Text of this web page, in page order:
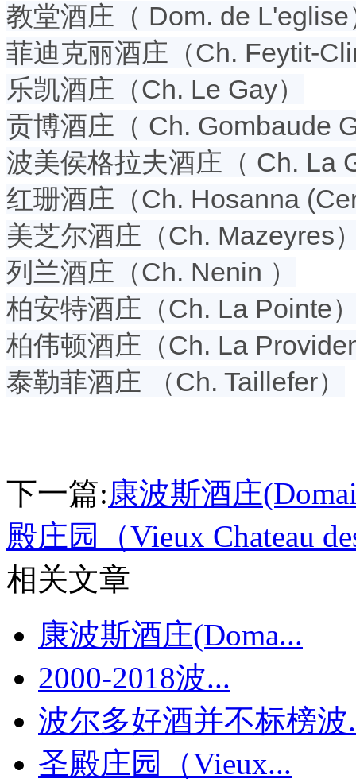
教堂酒庄（ Dom. de L'eglise
菲迪克丽酒庄（Ch. Feytit-
乐凯酒庄（Ch. Le Gay）
贡博酒庄（ Ch. Gombaude
波美侯格拉夫酒庄（ Ch. La
红珊酒庄（Ch. Hosanna
美芝尔酒庄（Ch. Mazeyres
列兰酒庄（Ch. Nenin ）
柏安特酒庄（Ch. La Pointe
柏伟顿酒庄（Ch. La
泰勒菲酒庄 （Ch. Taillefer）
下一篇:康波斯酒庄
殿庄园（Vieux Chateau
相关文章
康波斯酒庄(Doma...
2000-2018波...
波尔多好酒并不标榜波
圣殿庄园（Vieux...